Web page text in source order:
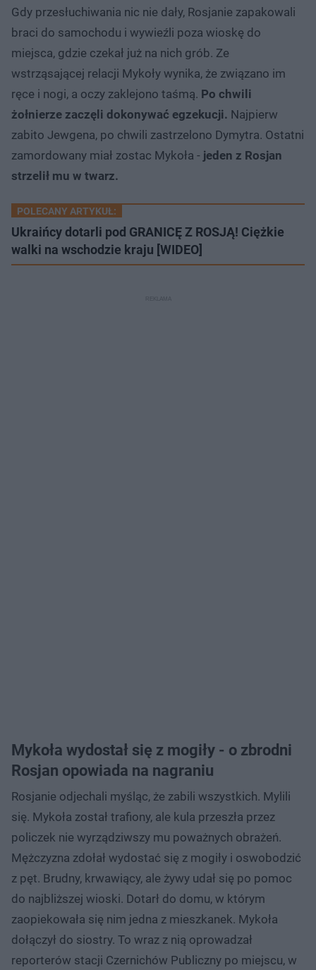
Gdy przesłuchiwania nic nie dały, Rosjanie zapakowali
braci do samochodu i wywieźli poza wioskę do
miejsca, gdzie czekał już na nich grób. Ze
wstrząsającej relacji Mykoły wynika, że związano im
ręce i nogi, a oczy zaklejono taśmą. Po chwili
żołnierze zaczęli dokonywać egzekucji. Najpierw
zabito Jewgena, po chwili zastrzelono Dymytra. Ostatni
zamordowany miał zostac Mykoła - jeden z Rosjan
strzelił mu w twarz.
POLECANY ARTYKUŁ:
Ukraińcy dotarli pod GRANICĘ Z ROSJĄ! Ciężkie
walki na wschodzie kraju [WIDEO]
Mykoła wydostał się z mogiły - o zbrodni
Rosjan opowiada na nagraniu
Rosjanie odjechali myśląc, że zabili wszystkich. Mylili
się. Mykoła został trafiony, ale kula przeszła przez
policzek nie wyrządziwszy mu poważnych obrażeń.
Mężczyzna zdołał wydostać się z mogiły i oswobodzić
z pęt. Brudny, krwawiący, ale żywy udał się po pomoc
do najbliższej wioski. Dotarł do domu, w którym
zaopiekowała się nim jedna z mieszkanek. Mykoła
dołączył do siostry. To wraz z nią oprowadzał
reporterów stacji Czernichów Publiczny po miejscu, w